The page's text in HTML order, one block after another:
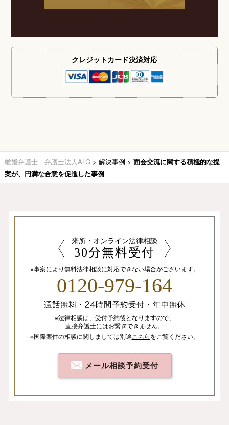
クレジットカード決済対応
離婚弁護士｜弁護士法人ALG > 解決事例 > 面会交流に関する積極的な提
案が、円満な合意を促進した事例
来所・オンライン法律相談
30分無料受付
※事案により無料法律相談に対応できない場合がございます。
0120-979-164
※法律相談は、 受付予約後となりますので、
直接弁護士にはお繋ぎできません。
※国際案件の相談に関しましては別途 こちらをご覧ください。
メール相談予約受付